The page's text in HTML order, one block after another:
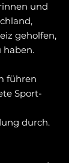
und
geholfen,
haben.
führen
Sport-
durch.